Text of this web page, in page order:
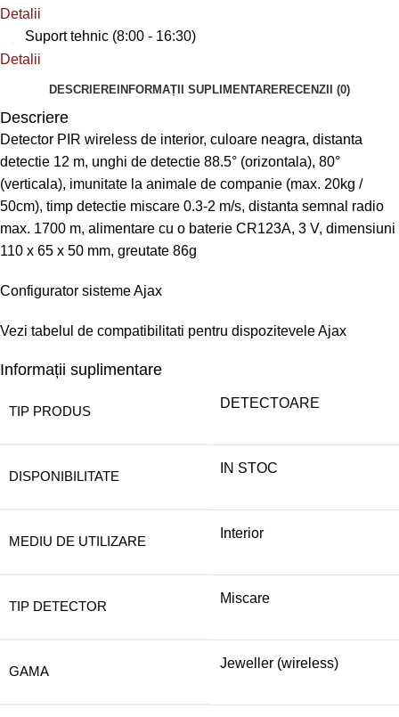
Detalii
Suport tehnic (8:00 - 16:30)
Detalii
DESCRIEREINFORMAȚII SUPLIMENTARERECENZII (0)
Descriere
Detector PIR wireless de interior, culoare neagra, distanta
detectie 12 m, unghi de detectie 88.5° (orizontala), 80°
(verticala), imunitate la animale de companie (max. 20kg /
50cm), timp detectie miscare 0.3-2 m/s, distanta semnal radio
max. 1700 m, alimentare cu o baterie CR123A, 3 V, dimensiuni
110 x 65 x 50 mm, greutate 86g
Configurator sisteme Ajax
Vezi tabelul de compatibilitati pentru dispozitevele Ajax
Informații suplimentare
TIP PRODUS
DETECTOARE
DISPONIBILITATE
IN STOC
MEDIU DE UTILIZARE
Interior
TIP DETECTOR
Miscare
GAMA
Jeweller (wireless)